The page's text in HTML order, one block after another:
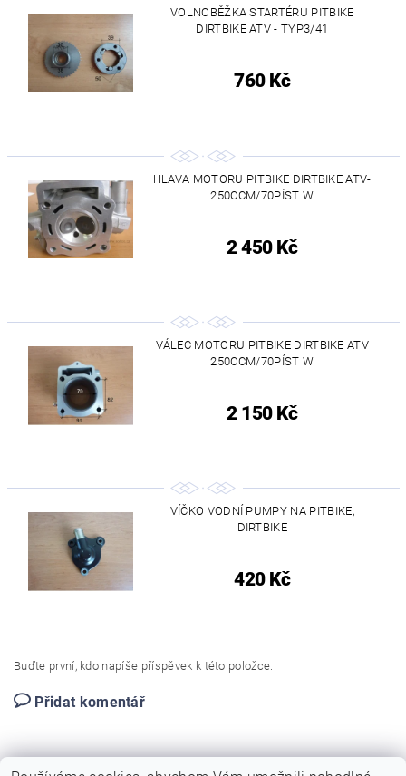
VOLNOBĚŽKA STARTÉRU PITBIKE
DIRTBIKE ATV - TYP3/41
760 Kč
HLAVA MOTORU PITBIKE DIRTBIKE ATV-
250CCM/70PÍST W
2 450 Kč
VÁLEC MOTORU PITBIKE DIRTBIKE ATV
250CCM/70PÍST W
2 150 Kč
VÍČKO VODNÍ PUMPY NA PITBIKE,
DIRTBIKE
420 Kč
Buďte první, kdo napíše příspěvek k této položce.
Přidat komentář